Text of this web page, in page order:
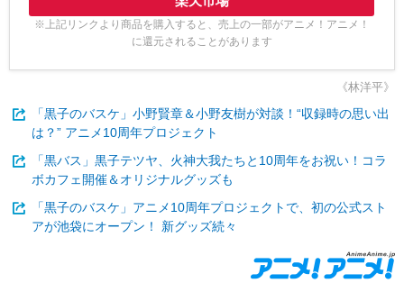
※上記リンクより商品を購入すると、売上の一部がアニメ！アニメ！
に還元されることがあります
《林洋平》
「黒子のバスケ」小野賢章＆小野友樹が対談！“収録時の思い出
は？” アニメ10周年プロジェクト
「黒バス」黒子テツヤ、火神大我たちと10周年をお祝い！コラ
ボカフェ開催＆オリジナルグッズも
「黒子のバスケ」アニメ10周年プロジェクトで、初の公式スト
アが池袋にオープン！ 新グッズ続々